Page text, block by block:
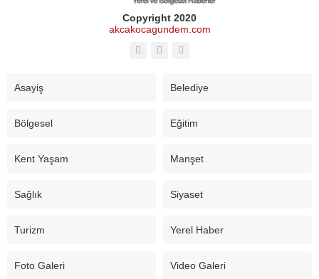
Copyright 2020
akcakocagundem.com
Asayiş Belediye
Bölgesel Eğitim
Kent Yaşam Manşet
Sağlık Siyaset
Turizm Yerel Haber
Foto Galeri Video Galeri